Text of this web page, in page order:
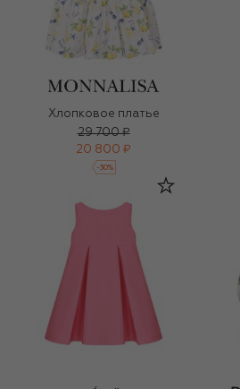
Хлопковое платье
29 700 ₽
20 800 ₽
-30%